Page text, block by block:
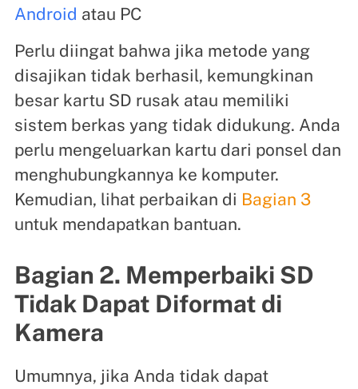
Android atau PC
Perlu diingat bahwa jika metode yang
disajikan tidak berhasil, kemungkinan
besar kartu SD rusak atau memiliki
sistem berkas yang tidak didukung. Anda
perlu mengeluarkan kartu dari ponsel dan
menghubungkannya ke komputer.
Kemudian, lihat perbaikan di Bagian 3
untuk mendapatkan bantuan.
Bagian 2. Memperbaiki SD
Tidak Dapat Diformat di
Kamera
Umumnya, jika Anda tidak dapat